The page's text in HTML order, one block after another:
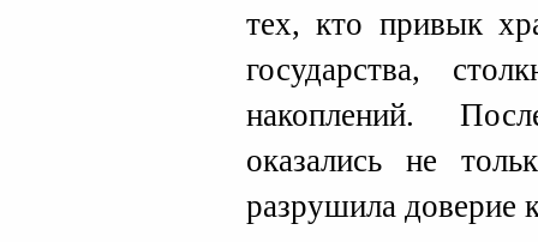
тех, кто привык
государства,
накоплений.
оказались не
разрушила доверие